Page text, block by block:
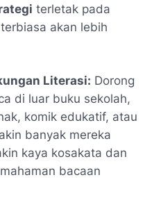
terletak pada
akan lebih
Literasi: Dorong
di luar buku sekolah,
komik edukatif, atau
banyak mereka
kaya kosakata dan
bacaan